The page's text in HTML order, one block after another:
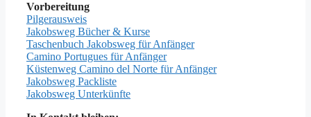
Vorbereitung
Pilgerausweis
Jakobsweg Bücher & Kurse
Taschenbuch Jakobsweg für Anfänger
Camino Portugues für Anfänger
Küstenweg Camino del Norte für Anfänger
Jakobsweg Packliste
Jakobsweg Unterkünfte